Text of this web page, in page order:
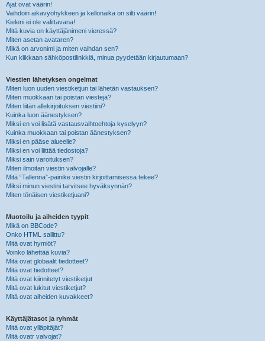
Ajat ovat väärin!
Vaihdoin aikavyöhykkeen ja kellonaika on silti väärin!
Kieleni ei ole valittavana!
Mitä kuvia on käyttäjänimeni vieressä?
Miten asetan avataren?
Mikä on arvonimi ja miten vaihdan sen?
Kun klikkaan sähköpostilinkkiä, minua pyydetään kirjautumaan?
Viestien lähetyksen ongelmat
Miten luon uuden viestiketjun tai lähetän vastauksen?
Miten muokkaan tai poistan viestejä?
Miten liitän allekirjoituksen viestiini?
Kuinka luon äänestyksen?
Miksi en voi lisätä vastausvaihtoehtoja kyselyyn?
Kuinka muokkaan tai poistan äänestyksen?
Miksi en pääse alueelle?
Miksi en voi liittää tiedostoja?
Miksi sain varoituksen?
Miten ilmoitan viestin valvojalle?
Mitä “Tallenna”-painike viestin kirjoittamisessa tekee?
Miksi minun viestini tarvitsee hyväksynnän?
Miten tönäisen viestiketjuani?
Muotoilu ja aiheiden tyypit
Mikä on BBCode?
Onko HTML sallittu?
Mitä ovat hymiöt?
Voinko lähettää kuvia?
Mitä ovat globaalit tiedotteet?
Mitä ovat tiedotteet?
Mitä ovat kiinnitetyt viestiketjut
Mitä ovat lukitut viestiketjut?
Mitä ovat aiheiden kuvakkeet?
Käyttäjätasot ja ryhmät
Mitä ovat ylläpitäjät?
Mitä ovatr valvojat?